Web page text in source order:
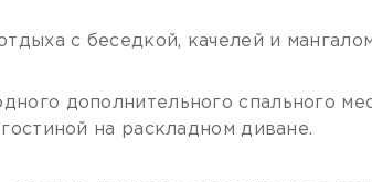
с беседкой, качелей и
дополнительного спального
на раскладном диване.